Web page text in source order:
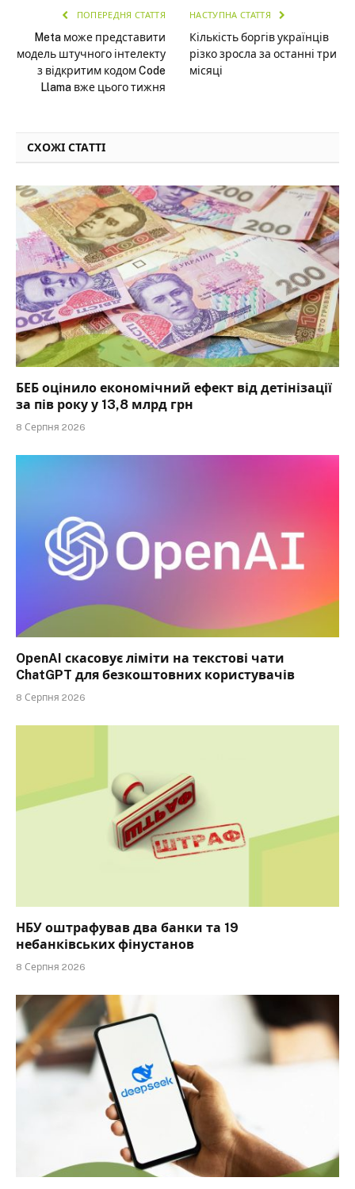
ПОПЕРЕДНЯ СТАТТЯ
Meta може представити
модель штучного інтелекту
з відкритим кодом Code
Llama вже цього тижня
НАСТУПНА СТАТТЯ
Кількість боргів українців
різко зросла за останні три
місяці
СХОЖІ СТАТТІ
БЕБ оцінило економічний ефект від детінізації
за пів року у 13,8 млрд грн
8 Серпня 2026
OpenAI скасовує ліміти на текстові чати
ChatGPT для безкоштовних користувачів
8 Серпня 2026
НБУ оштрафував два банки та 19
небанківських фінустанов
8 Серпня 2026